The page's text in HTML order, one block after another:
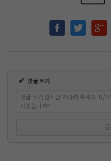
✔ 댓글 쓰기
댓글 쓰기 잠시만 기다려 주세요. 8/
시겠습니까?